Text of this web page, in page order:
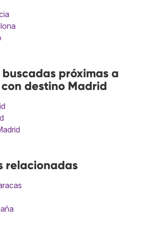
buscadas próximas a
destino Madrid
relacionadas